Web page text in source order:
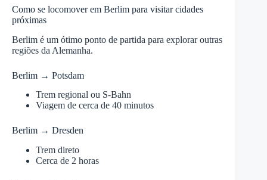
Como se locomover em Berlim para visitar cidades
próximas
Berlim é um ótimo ponto de partida para explorar outras
regiões da Alemanha.
Berlim → Potsdam
Trem regional ou S-Bahn
Viagem de cerca de 40 minutos
Berlim → Dresden
Trem direto
Cerca de 2 horas